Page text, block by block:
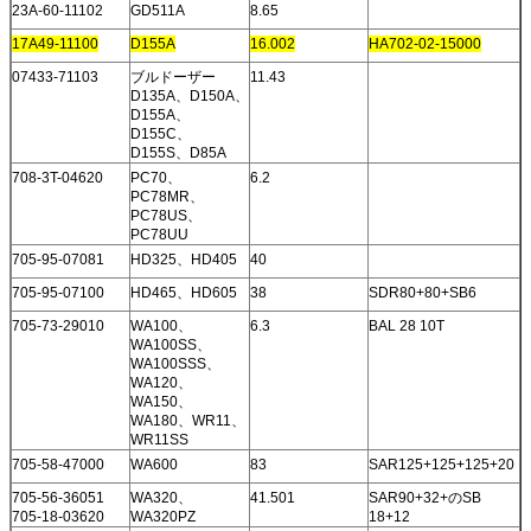
23A-60-11102 GD511A
8.65
17A49-11100
D155A 16.002
HA702-02-15000
07433-71103
ブルドーザー
D135A、D150A、
D155A、
D155C、
D155S、D85A
11.43
708-3T-04620
PC70、
PC78MR、
PC78US、
PC78UU
6.2
705-95-07081 HD325、HD405
40
705-95-07100
HD465、HD605 38
SDR80+80+SB6
705-73-29010
WA100、
WA100SS、
WA100SSS、
WA120、
WA150、
WA180、WR11、
WR11SS
6.3 BAL 28 10T
705-58-47000 WA600 83
SAR125+125+125+20
705-56-36051
705-18-03620
WA320、
WA320PZ
41.501
SAR90+32+のSB
18+12